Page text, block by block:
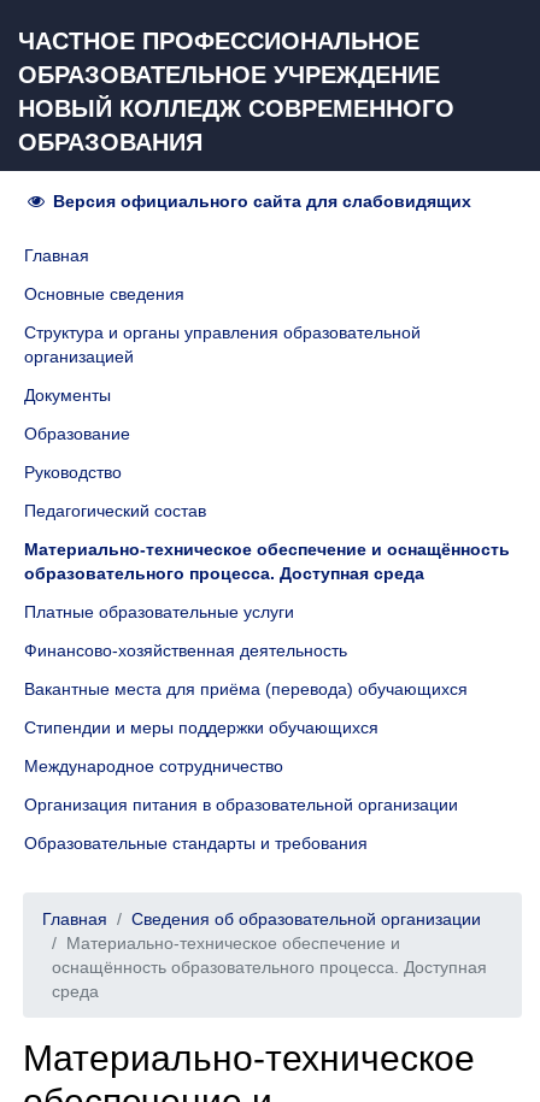
ЧАСТНОЕ ПРОФЕССИОНАЛЬНОЕ
ОБРАЗОВАТЕЛЬНОЕ УЧРЕЖДЕНИЕ
НОВЫЙ КОЛЛЕДЖ СОВРЕМЕННОГО
ОБРАЗОВАНИЯ
Версия официального сайта для слабовидящих
Главная
Основные сведения
Структура и органы управления образовательной
организацией
Документы
Образование
Руководство
Педагогический состав
Материально-техническое обеспечение и оснащённость
образовательного процесса. Доступная среда
Платные образовательные услуги
Финансово-хозяйственная деятельность
Вакантные места для приёма (перевода) обучающихся
Стипендии и меры поддержки обучающихся
Международное сотрудничество
Организация питания в образовательной организации
Образовательные стандарты и требования
Главная
Сведения об образовательной организации
Материально-техническое обеспечение и
оснащённость образовательного процесса. Доступная
среда
Материально-техническое